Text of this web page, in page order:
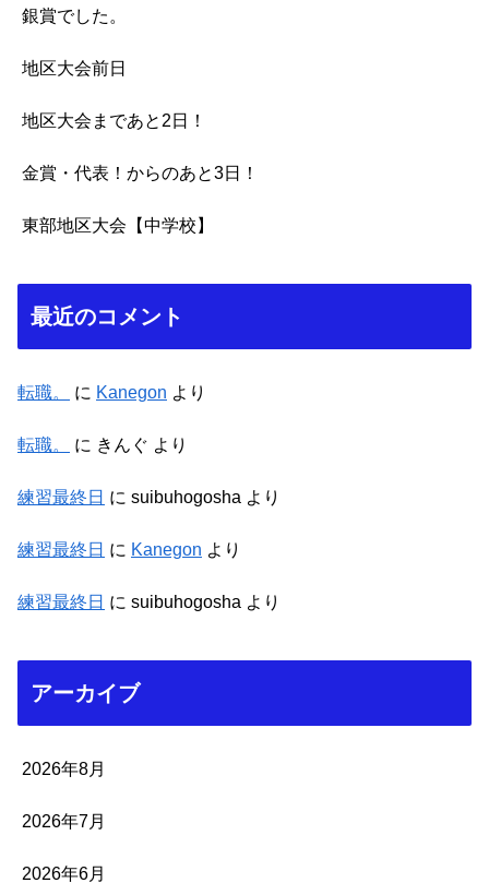
銀賞でした。
地区大会前日
地区大会まであと2日！
金賞・代表！からのあと3日！
東部地区大会【中学校】
最近のコメント
転職。 に Kanegon より
転職。 に きんぐ より
練習最終日 に suibuhogosha より
練習最終日 に Kanegon より
練習最終日 に suibuhogosha より
アーカイブ
2026年8月
2026年7月
2026年6月